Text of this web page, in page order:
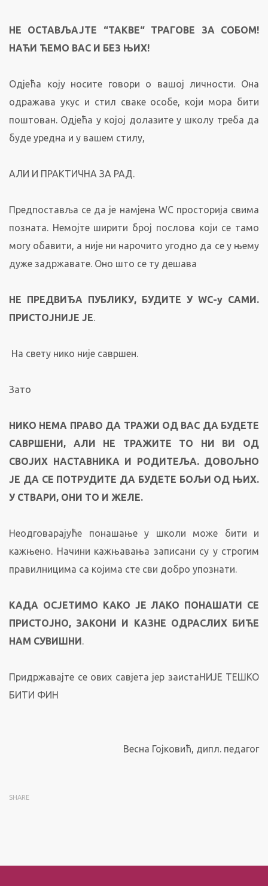
НЕ ОСТАВЉАЈТЕ “ТАКВЕ“ ТРАГОВЕ ЗА СОБОМ!
НАЋИ ЋЕМО ВАС И БЕЗ ЊИХ!
Одјећа коју носите говори о вашој личности. Она
одражава укус и стил сваке особе, који мора бити
поштован. Одјећа у којој долазите у школу треба да
буде уредна и у вашем стилу,
АЛИ И ПРАКТИЧНА ЗА РАД.
Предпоставља се да је намјена WC просторија свима
позната. Немојте ширити број послова који се тамо
могу обавити, а није ни нарочито угодно да се у њему
дуже задржавате. Оно што се ту дешава
НЕ ПРЕДВИЂА ПУБЛИКУ, БУДИТЕ У WC-у САМИ.
ПРИСТОЈНИЈЕ ЈЕ.
На свету нико није савршен.
Зато
НИКО НЕМА ПРАВО ДА ТРАЖИ ОД ВАС ДА БУДЕТЕ
САВРШЕНИ, АЛИ НЕ ТРАЖИТЕ ТО НИ ВИ ОД
СВОЈИХ НАСТАВНИКА И РОДИТЕЉА. ДОВОЉНО
ЈЕ ДА СЕ ПОТРУДИТЕ ДА БУДЕТЕ БОЉИ ОД ЊИХ.
У СТВАРИ, ОНИ ТО И ЖЕЛЕ.
Неодговарајуће понашање у школи може бити и
кажњено. Начини кажњавања записани су у строгим
правилницима са којима сте сви добро упознати.
КАДА ОСЈЕТИМО КАКО ЈЕ ЛАКО ПОНАШАТИ СЕ
ПРИСТОЈНО, ЗАКОНИ И КАЗНЕ ОДРАСЛИХ БИЋЕ
НАМ СУВИШНИ.
Придржавајте се ових савјета јер заистаНИЈЕ ТЕШКО
БИТИ ФИН
Весна Гојковић, дипл. педагог
SHARE